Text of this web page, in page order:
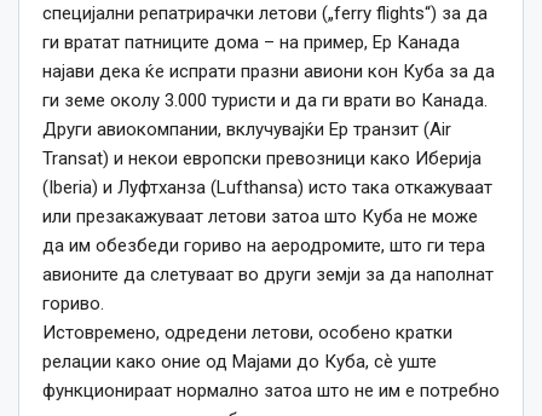
специјални репатрирачки летови („ferry flights“) за да
ги вратат патниците дома – на пример, Ер Канада
најави дека ќе испрати празни авиони кон Куба за да
ги земе околу 3.000 туристи и да ги врати во Канада.
Други авиокомпании, вклучувајќи Ер транзит (Air
Transat) и некои европски превозници како Иберија
(Iberia) и Луфтханза (Lufthansa) исто така откажуваат
или презакажуваат летови затоа што Куба не може
да им обезбеди гориво на аеродромите, што ги тера
авионите да слетуваат во други земји за да наполнат
гориво.
Истовремено, одредени летови, особено кратки
релации како оние од Мајами до Куба, сѐ уште
функционираат нормално затоа што не им е потребно